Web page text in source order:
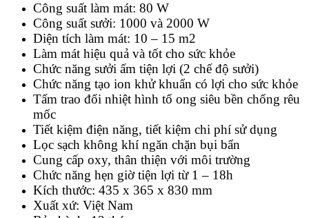
Công suất làm mát: 80 W
Công suất sưởi: 1000 và 2000 W
Diện tích làm mát: 10 – 15 m2
Làm mát hiệu quả và tốt cho sức khỏe
Chức năng sưởi ấm tiện lợi (2 chế độ sưởi)
​Chức năng tạo ion khử khuẩn có lợi cho sức khỏe
​​Tấm trao đổi nhiệt hình tổ ong siêu bền chống rêu
mốc
​Tiết kiệm điện năng, tiết kiệm chi phí sử dụng
Lọc sạch không khí ngăn chặn bụi bẩn
Cung cấp oxy, thân thiện với môi trường
​Chức năng hẹn giờ tiện lợi từ 1 – 18h
Kích thước: 435 x 365 x 830 mm
Xuất xứ: Việt Nam